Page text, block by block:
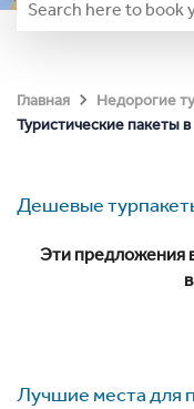
Главная Недорогие
Туристические пакеты
Дешевые
Эти предложения
Лучшие места для